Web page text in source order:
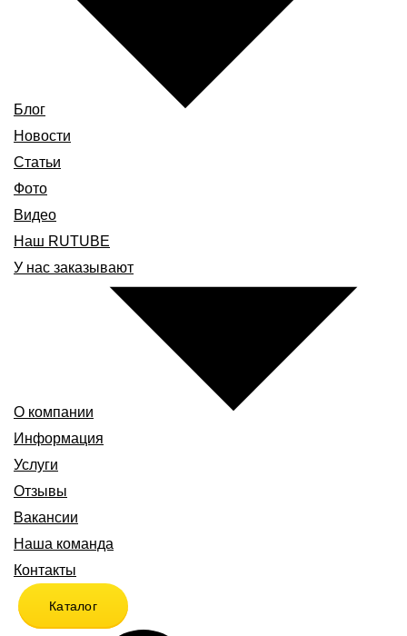
Блог
Новости
Статьи
Фото
Видео
Наш RUTUBE
У нас заказывают
О компании
Информация
Услуги
Отзывы
Вакансии
Наша команда
Контакты
Каталог